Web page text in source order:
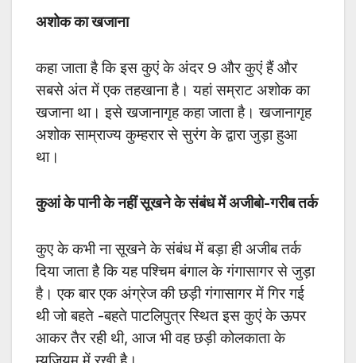
अशोक का खजाना
कहा जाता है कि इस कुएं के अंदर 9 और कुएं हैं और
सबसे अंत में एक तहखाना है। यहां सम्राट अशोक का
खजाना था। इसे खजानागृह कहा जाता है। खजानागृह
अशोक साम्राज्य कुम्हरार से सुरंग के द्वारा जुड़ा हुआ
था।
कुआं के पानी के नहीं सूखने के संबंध में अजीबो-गरीब तर्क
कुए के कभी ना सूखने के संबंध में बड़ा ही अजीब तर्क
दिया जाता है कि यह पश्चिम बंगाल के गंगासागर से जुड़ा
है। एक बार एक अंग्रेज की छड़ी गंगासागर में गिर गई
थी जो बहते -बहते पाटलिपुत्र स्थित इस कुएं के ऊपर
आकर तैर रही थी, आज भी वह छड़ी कोलकाता के